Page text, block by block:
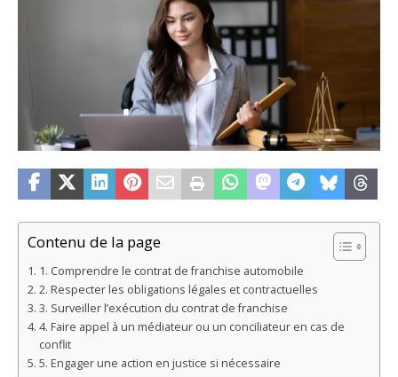
Contenu de la page
1. Comprendre le contrat de franchise automobile
2. Respecter les obligations légales et contractuelles
3. Surveiller l’exécution du contrat de franchise
4. Faire appel à un médiateur ou un conciliateur en cas de
conflit
5. Engager une action en justice si nécessaire